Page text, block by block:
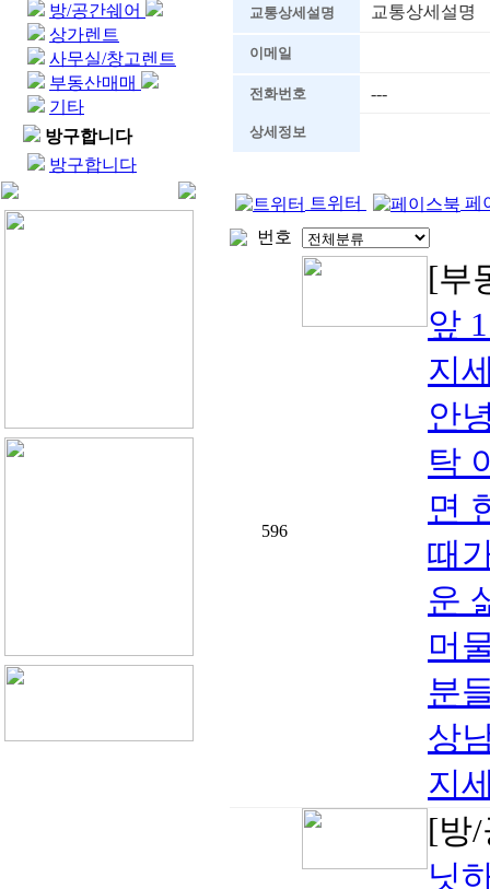
방/공간쉐어
상가렌트
사무실/창고렌트
부동산매매
기타
방구합니다
방구합니다
교통상세설명 교통상세설명
이메일
전화번호 ---
상세정보
트위터
페
번호
596
[부
앞
지
안
탁
면
때
운
머
분
상
지
[방
닛